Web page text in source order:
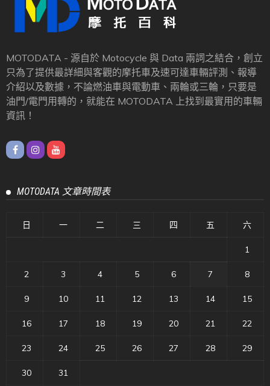
MOTODATA - 源自於 Motocycle 與 Data 兩詞之結合，創立
只為了提供最詳細與客觀的摩托車及速可達車輛評測、報導
介紹以及數據，不論燃油車與電動車、兩輪或三輪，只要是
油門/電門用轉的，就能在 MOTODATA 上找到最實用的車輛
資訊！
MOTODATA 文章時間表
日 一 二 三 四 五 六
1
2 3 4 5 6 7 8
9 10 11 12 13 14 15
16 17 18 19 20 21 22
23 24 25 26 27 28 29
30 31